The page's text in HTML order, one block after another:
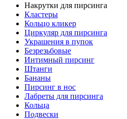
Накрутки для пирсинга
Кластеры
Кольцо кликер
Циркуляр для пирсинга
Украшения в пупок
Безрезьбовые
Интимный пирсинг
Штанги
Бананы
Пирсинг в нос
Лабреты для пирсинга
Кольца
Подвески